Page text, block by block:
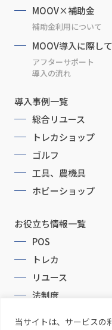
当サイトは、サービスの
MOOV×補助金
補助金利用について
MOOV導入に際して
アフターサポート
導入の流れ
導入事例一覧
総合リユース
トレカショップ
ゴルフ
工具、農機具
ホビーショップ
お役立ち情報一覧
POS
トレカ
リユース
法制度